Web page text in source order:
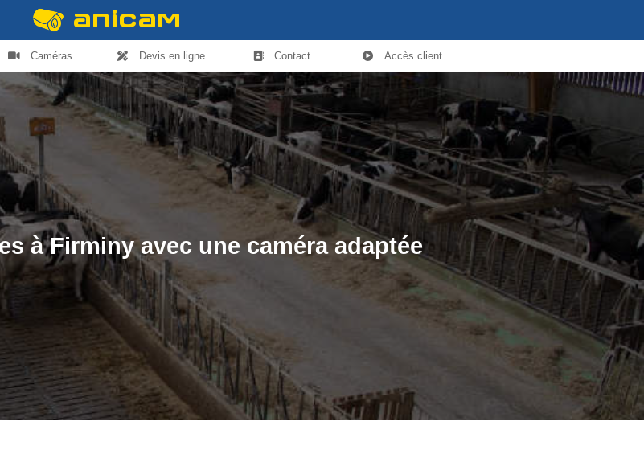
Caméras Devis en ligne Contact Accès client
à Firminy avec une caméra adaptée